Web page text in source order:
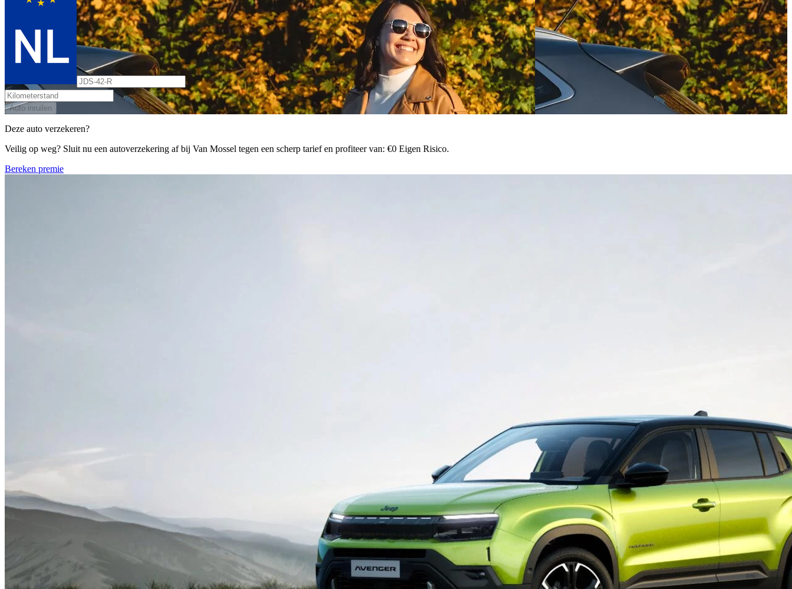
Auto inruilen
Deze auto verzekeren?
Veilig op weg? Sluit nu een autoverzekering af bij Van Mossel tegen een scherp tarief en profiteer van: €0 Eigen Risico.
Bereken premie